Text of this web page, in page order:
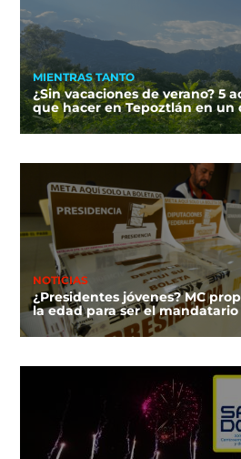
MIENTRAS TANTO
¿Sin vacaciones de verano? 5
que hacer en Tepoztlán en un
NOTICIAS
¿Presidentes jóvenes? MC
la edad para ser el